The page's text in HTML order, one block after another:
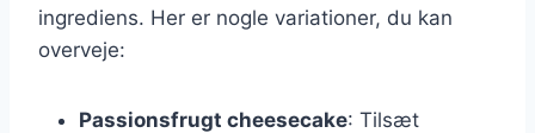
ingrediens. Her er nogle variationer, du kan
overveje:
Passionsfrugt cheesecake: Tilsæt